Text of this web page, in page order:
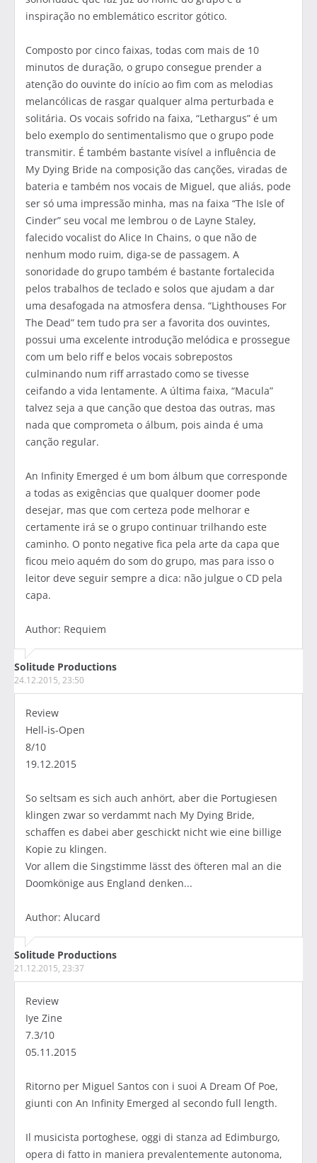
inspiração no emblemático escritor gótico.
Composto por cinco faixas, todas com mais de 10
minutos de duração, o grupo consegue prender a
atenção do ouvinte do início ao fim com as melodias
melancólicas de rasgar qualquer alma perturbada e
solitária. Os vocais sofrido na faixa, “Lethargus” é um
belo exemplo do sentimentalismo que o grupo pode
transmitir. É também bastante visível a influência de
My Dying Bride na composição das canções, viradas de
bateria e também nos vocais de Miguel, que aliás, pode
ser só uma impressão minha, mas na faixa “The Isle of
Cinder” seu vocal me lembrou o de Layne Staley,
falecido vocalist do Alice In Chains, o que não de
nenhum modo ruim, diga-se de passagem. A
sonoridade do grupo também é bastante fortalecida
pelos trabalhos de teclado e solos que ajudam a dar
uma desafogada na atmosfera densa. “Lighthouses For
The Dead” tem tudo pra ser a favorita dos ouvintes,
possui uma excelente introdução melódica e prossegue
com um belo riff e belos vocais sobrepostos
culminando num riff arrastado como se tivesse
ceifando a vida lentamente. A última faixa, “Macula”
talvez seja a que canção que destoa das outras, mas
nada que comprometa o álbum, pois ainda é uma
canção regular.
An Infinity Emerged é um bom álbum que corresponde
a todas as exigências que qualquer doomer pode
desejar, mas que com certeza pode melhorar e
certamente irá se o grupo continuar trilhando este
caminho. O ponto negative fica pela arte da capa que
ficou meio aquém do som do grupo, mas para isso o
leitor deve seguir sempre a dica: não julgue o CD pela
capa.
Author: Requiem
Solitude Productions
24.12.2015, 23:50
Review
Hell-is-Open
8/10
19.12.2015
So seltsam es sich auch anhört, aber die Portugiesen
klingen zwar so verdammt nach My Dying Bride,
schaffen es dabei aber geschickt nicht wie eine billige
Kopie zu klingen.
Vor allem die Singstimme lässt des öfteren mal an die
Doomkönige aus England denken...
Author: Alucard
Solitude Productions
21.12.2015, 23:37
Review
Iye Zine
7.3/10
05.11.2015
Ritorno per Miguel Santos con i suoi A Dream Of Poe,
giunti con An Infinity Emerged al secondo full length.
Il musicista portoghese, oggi di stanza ad Edimburgo,
opera di fatto in maniera prevalentemente autonoma,